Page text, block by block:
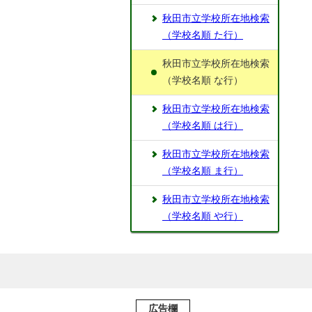
秋田市立学校所在地検索
（学校名順 た行）
秋田市立学校所在地検索
（学校名順 な行）
秋田市立学校所在地検索
（学校名順 は行）
秋田市立学校所在地検索
（学校名順 ま行）
秋田市立学校所在地検索
（学校名順 や行）
広告欄